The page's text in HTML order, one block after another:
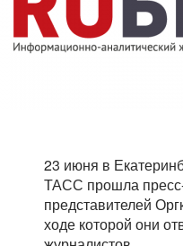
23 июня в
ТАСС прошла
представителей
ходе которой они